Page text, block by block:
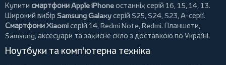
Купити смартфони Apple iPhoneостанніх серій 16, 15, 14, 13.
Широкий вибір Samsung Galaxyсерій S25, S24, S23, A-серії.
Смартфони Xiaomiсерій 14, Redmi Note, Redmi. Планшети,
Samsung, аксесуари тазахисне скло з доставкою по Україні.
Ноутбуки та комп'ютерна техніка